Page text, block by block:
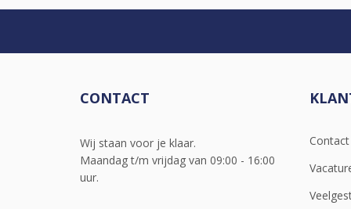
CONTACT
Wij staan voor je klaar.
Maandag t/m vrijdag van 09:00 - 16:00
uur.